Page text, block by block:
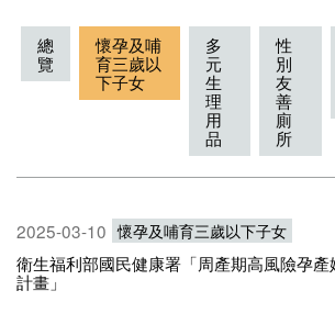
總
覽
懷孕及哺
育三歲以
下子女
多
元
生
理
用
品
性
別
友
善
廁
所
2025-03-10 懷孕及哺育三歲以下子女
衛生福利部國民健康署「周產期高風險孕
計畫」